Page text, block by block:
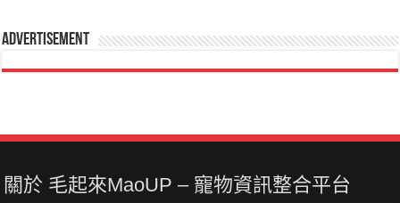
Advertisement
關於 毛起來MaoUP – 寵物資訊整合平台